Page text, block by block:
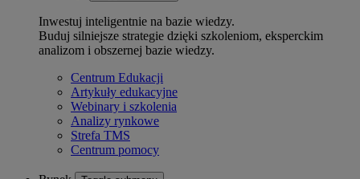
Inwestuj inteligentnie na bazie wiedzy.
Buduj silniejsze strategie dzięki szkoleniom, eksperckim
analizom i obszernej bazie wiedzy.
Centrum Edukacji
Artykuły edukacyjne
Webinary i szkolenia
Analizy rynkowe
Strefa TMS
Centrum pomocy